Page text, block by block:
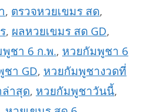
, ตรวจหวยเขมร สด,
, ผลหวยเขมร สด GD,
ชา 6 ก.พ., หวยกัมพูชา 6
า GD, หวยกัมพูชางวดที่
าสุด, หวยกัมพูชาวันนี้,